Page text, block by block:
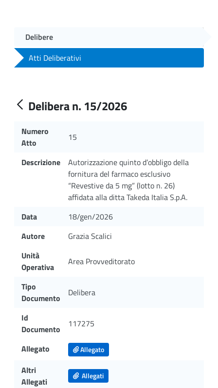
Delibere
Atti Deliberativi
Delibera n. 15/2026
Numero
Atto
15
Descrizione
Autorizzazione quinto d’obbligo della
fornitura del farmaco esclusivo
“Revestive da 5 mg” (lotto n. 26)
affidata alla ditta Takeda Italia S.p.A.
Data
18/gen/2026
Autore
Grazia Scalici
Unità
Operativa
Area Provveditorato
Tipo
Documento
Delibera
Id
Documento
117275
Allegato Allegato
Altri
Allegati
Allegati